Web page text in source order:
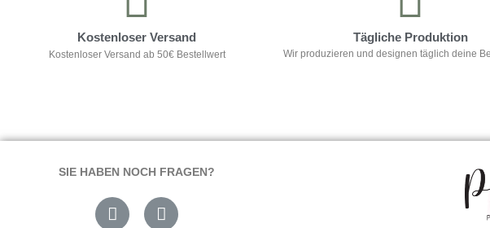
Kostenloser Versand
Kostenloser Versand ab 50€ Bestellwert
Tägliche Produktion
Wir produzieren und designen täglich deine
SIE HABEN NOCH FRAGEN?